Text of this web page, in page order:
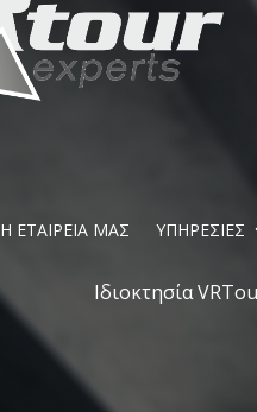
Η ΕΤΑΙΡΕΙΑ ΜΑΣ ΥΠΗΡΕΣΙΕΣ
Ιδιοκτησία